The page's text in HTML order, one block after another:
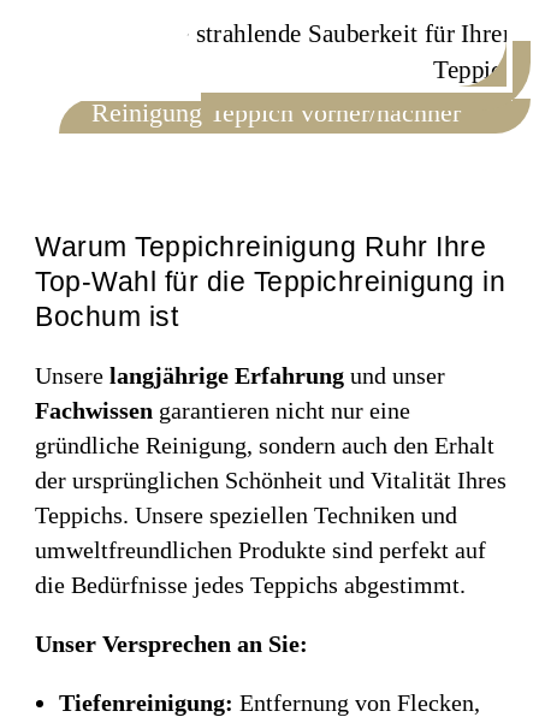
Reinigung Teppich vorher/nachher
Warum Teppichreinigung Ruhr Ihre
Top-Wahl für die Teppichreinigung in
Bochum ist
Unsere langjährige Erfahrung und unser
Fachwissen garantieren nicht nur eine
gründliche Reinigung, sondern auch den Erhalt
der ursprünglichen Schönheit und Vitalität Ihres
Teppichs. Unsere speziellen Techniken und
umweltfreundlichen Produkte sind perfekt auf
die Bedürfnisse jedes Teppichs abgestimmt.
Unser Versprechen an Sie:
Tiefenreinigung: Entfernung von Flecken,